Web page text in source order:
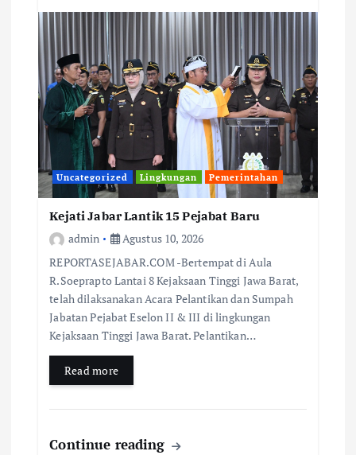
Uncategorized Lingkungan Pemerintahan
Kejati Jabar Lantik 15 Pejabat Baru
admin
Agustus 10, 2026
REPORTASEJABAR.COM -Bertempat di Aula
R.Soeprapto Lantai 8 Kejaksaan Tinggi Jawa Barat,
telah dilaksanakan Acara Pelantikan dan Sumpah
Jabatan Pejabat Eselon II & III di lingkungan
Kejaksaan Tinggi Jawa Barat. Pelantikan…
Read more
Continue reading